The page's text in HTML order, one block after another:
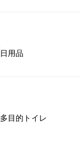
日用品
多目的トイレ